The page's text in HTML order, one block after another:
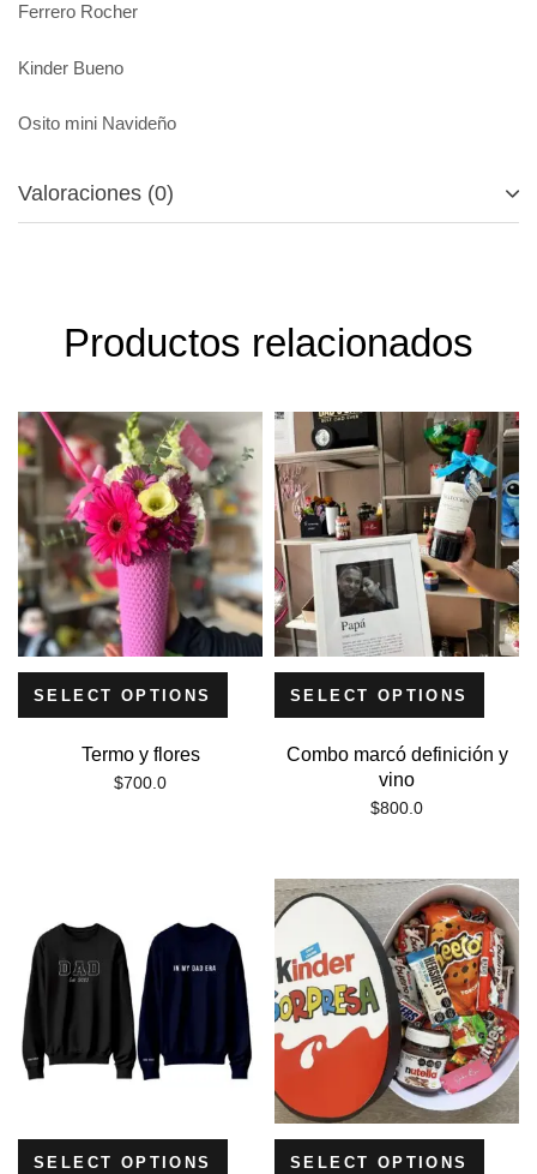
Ferrero Rocher
Kinder Bueno
Osito mini Navideño
Valoraciones (0)
Productos relacionados
SELECT OPTIONS
Termo y flores
$700.0
SELECT OPTIONS
Combo marcó definición y
vino
$800.0
SELECT OPTIONS SELECT OPTIONS